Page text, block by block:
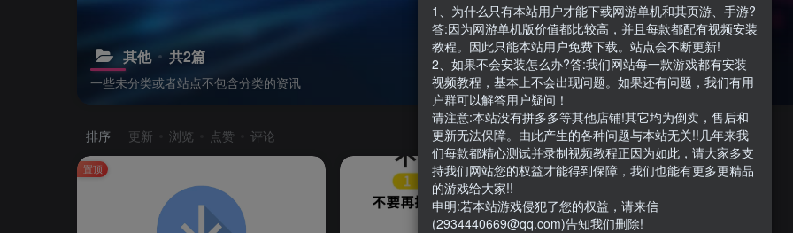
其他 共2篇
一些未分类或者站点不包含分类的资讯
排序 更新 浏览 点赞 评论
置顶
1、为什么只有本站用户才能下载网游单机和其页游、手游?
答:因为网游单机版价值都比较高，并且每款都配有视频安装
教程。因此只能本站用户免费下载。站点会不断更新!
2、如果不会安装怎么办?答:我们网站每一款游戏都有安装
视频教程，基本上不会出现问题。如果还有问题，我们有用
户群可以解答用户疑问！
请注意:本站没有拼多多等其他店铺!其它均为倒卖，售后和
更新无法保障。由此产生的各种问题与本站无关!!几年来我
们每款都精心测试并录制视频教程正因为如此，请大家多支
持我们网站您的权益才能得到保障，我们也能有更多更精品
的游戏给大家!!
申明:若本站游戏侵犯了您的权益，请来信
(2934440669@qq.com)告知我们删除!